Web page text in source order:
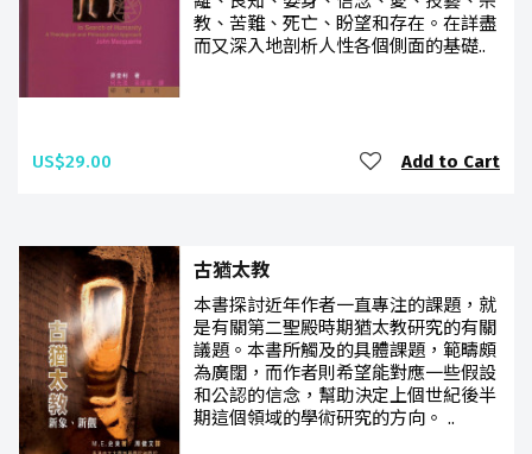
教、苦難、死亡、盼望和存在。在詳盡
而又深入地剖析人性各個側面的基礎..
US$29.00 Add to Cart
古猶太教
本書探討近年作者一直專注的課題，就
是有關第二聖殿時期猶太教研究的有關
議題。本書所觸及的具體課題，範疇頗
為廣闊，而作者則希望能對應一些假設
和公認的信念，幫助決定上個世紀後半
期這個領域的學術研究的方向。 ..